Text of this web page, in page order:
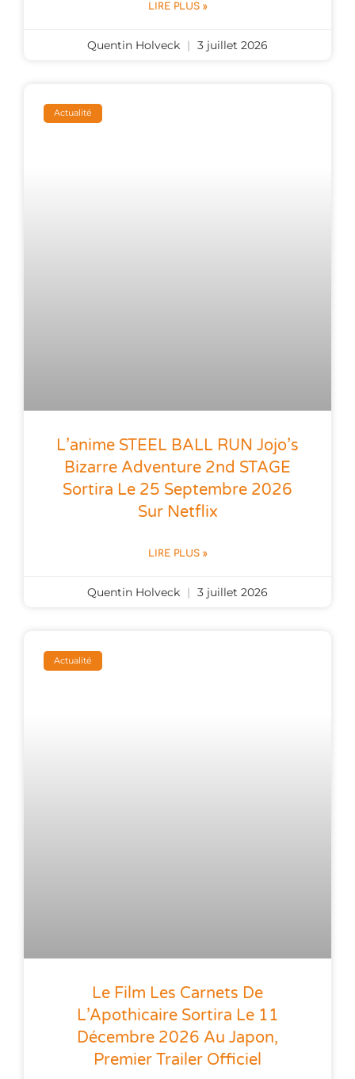
LIRE PLUS »
Quentin Holveck 3 juillet 2026
Actualité
L’anime STEEL BALL RUN Jojo’s
Bizarre Adventure 2nd STAGE
Sortira Le 25 Septembre 2026
Sur Netflix
LIRE PLUS »
Quentin Holveck 3 juillet 2026
Actualité
Le Film Les Carnets De
L’Apothicaire Sortira Le 11
Décembre 2026 Au Japon,
Premier Trailer Officiel